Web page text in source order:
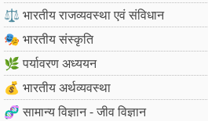
⚖️ भारतीय राजव्यवस्था एवं संविधान
🎭 भारतीय संस्कृति
🌿 पर्यावरण अध्ययन
💰 भारतीय अर्थव्यवस्था
🧬 सामान्य विज्ञान - जीव विज्ञान